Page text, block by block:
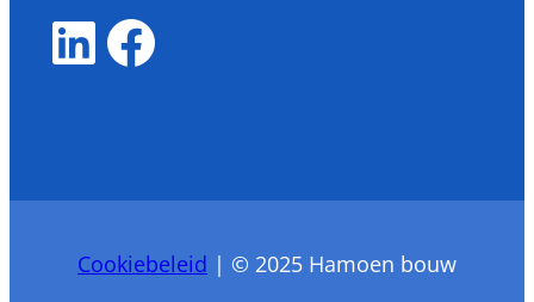
LinkedIn Facebook
Cookiebeleid | © 2025 Hamoen bouw